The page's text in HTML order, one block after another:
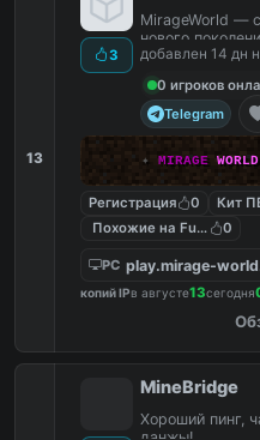
13
3
MirageWorld —
нового
добавлен 14 дн
0 игроков
Telegram
✦ MIRAGE
Регистрация 0 Кит
Похожие на FunTime
0
PC play.mirage-
копий IPв августе13сегодня
MineBridge
Хороший пинг,